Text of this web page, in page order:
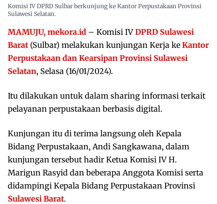
Komisi IV DPRD Sulbar berkunjung ke Kantor Perpustakaan Provinsi
Sulawesi Selatan.
MAMUJU, mekora.id – Komisi IV DPRD Sulawesi
Barat (Sulbar) melakukan kunjungan Kerja ke Kantor
Perpustakaan dan Kearsipan Provinsi Sulawesi
Selatan, Selasa (16/01/2024).
Itu dilakukan untuk dalam sharing informasi terkait
pelayanan perpustakaan berbasis digital.
Kunjungan itu di terima langsung oleh Kepala
Bidang Perpustakaan, Andi Sangkawana, dalam
kunjungan tersebut hadir Ketua Komisi IV H.
Marigun Rasyid dan beberapa Anggota Komisi serta
didampingi Kepala Bidang Perpustakaan Provinsi
Sulawesi Barat.